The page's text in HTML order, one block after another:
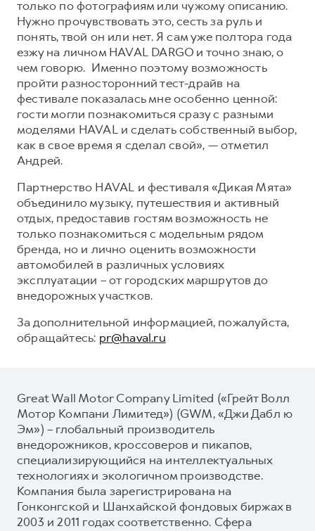
только по фотографиям или чужому описанию.
Нужно прочувствовать это, сесть за руль и
понять, твой он или нет. Я сам уже полтора года
езжу на личном HAVAL DARGO и точно знаю, о
чем говорю. Именно поэтому возможность
пройти разносторонний тест-драйв на
фестивале показалась мне особенно ценной:
гости могли познакомиться сразу с разными
моделями HAVAL и сделать собственный выбор,
как в свое время я сделал свой», — отметил
Андрей.
Партнерство HAVAL и фестиваля «Дикая Мята»
объединило музыку, путешествия и активный
отдых, предоставив гостям возможность не
только познакомиться с модельным рядом
бренда, но и лично оценить возможности
автомобилей в различных условиях
эксплуатации – от городских маршрутов до
внедорожных участков.
За дополнительной информацией, пожалуйста,
обращайтесь: pr@haval.ru
Great Wall Motor Company Limited («Грейт Волл
Мотор Компани Лимитед») (GWM, «Джи Дабл ю
Эм») – глобальный производитель
внедорожников, кроссоверов и пикапов,
специализирующийся на интеллектуальных
технологиях и экологичном производстве.
Компания была зарегистрирована на
Гонконгской и Шанхайской фондовых биржах в
2003 и 2011 годах соответственно. Сфера